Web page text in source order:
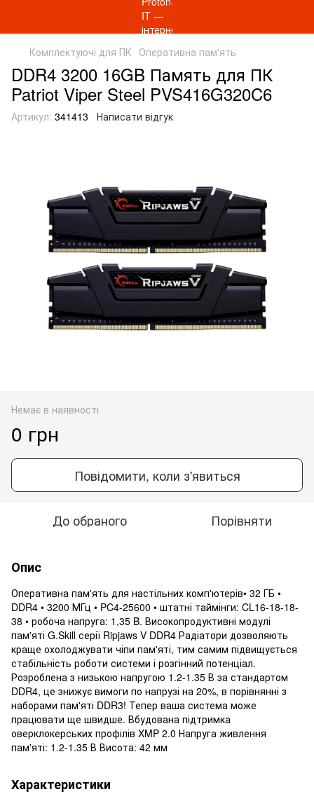
Комплектуючі для ПК Оперативна пам'ять
DDR4 3200 16GB Память для ПК
Patriot Viper Steel PVS416G320C6
Артикул: 341413 Написати відгук
Немає в наявності
0 грн
Повідомити, коли з'явиться
До обраного Порівняти
Опис
Оперативна пам'ять для настільних комп'ютерів• 32 ГБ •
DDR4 • 3200 МГц • PC4-25600 • штатні таймінги: CL16-18-18-
38 • робоча напруга: 1,35 B. Високопродуктивні модулі
пам'яті G.Skill серії Ripjaws V DDR4 Радіатори дозволяють
краще охолоджувати чіпи пам'яті, тим самим підвищується
стабільність роботи системи і розгінний потенціал.
Розроблена з низькою напругою 1.2-1.35 В за стандартом
DDR4, це знижує вимоги по напрузі на 20%, в порівнянні з
наборами пам'яті DDR3! Тепер ваша система може
працювати ще швидше. Вбудована підтримка
оверклокерських профілів XMP 2.0 Напруга живлення
пам'яті: 1.2-1.35 В Висота: 42 мм
Характеристики